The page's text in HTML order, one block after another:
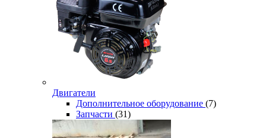
Двигатели
Дополнительное оборудование (7)
Запчасти (31)